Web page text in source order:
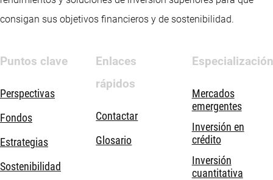
consigan sus objetivos financieros y de sostenibilidad.
Puntos clave
Perspectivas
Fondos
Estrategias
Sostenibilidad
Enlaces
rápidos
Contactar
Glosario
Especialización
Mercados
emergentes
Inversión en
crédito
Inversión
cuantitativa